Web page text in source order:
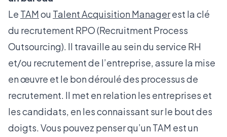
Le TAMou Talent Acquisition Managerest la clé
du recrutement RPO (Recruitment Process
Outsourcing). Il travaille au sein du service RH
et/ou recrutement de l’entreprise, assure la mise
en œuvre et le bon déroulé des processus de
recrutement. Il met en relation les entreprises et
les candidats, en les connaissant sur le bout des
doigts. Vous pouvez penser qu’un TAM est un